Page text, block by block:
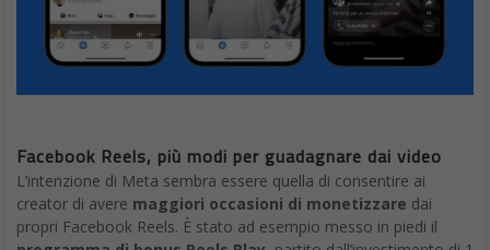
Facebook Reels, più modi per guadagnare dai video
L’intenzione di Meta sembra essere quella di consentire ai
creator di avere maggiori occasioni di monetizzare dai
propri Facebook Reels. È stato ad esempio messo in piedi il